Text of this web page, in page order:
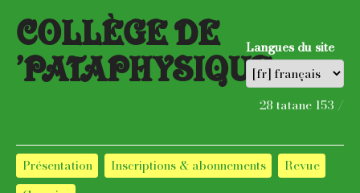
COLLÈGE DE
’PATAPHYSIQUE
28 tatane 153 /
Langues du site
Présentation Inscriptions & abonnements
Revue